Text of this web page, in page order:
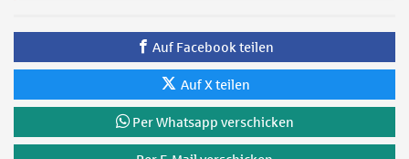
Auf Facebook teilen
Auf X teilen
Per Whatsapp verschicken